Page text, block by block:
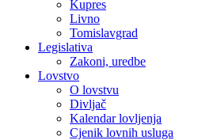
Kupres
Livno
Tomislavgrad
Legislativa
Zakoni, uredbe
Lovstvo
O lovstvu
Divljač
Kalendar lovljenja
Cjenik lovnih usluga